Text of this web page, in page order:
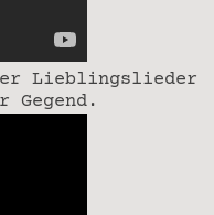
Lieblingslieder
Gegend.